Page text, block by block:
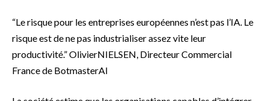
“Le risque pour les entreprises européennes n’est pas l’IA. Le
risque est de ne pas industrialiser assez vite leur
productivité.” OlivierNIELSEN, Directeur Commercial
France de BotmasterAI